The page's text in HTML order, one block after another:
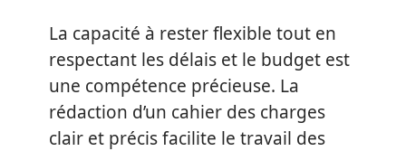
La capacité à rester flexible tout en
respectant les délais et le budget est
une compétence précieuse. La
rédaction d’un cahier des charges
clair et précis facilite le travail des